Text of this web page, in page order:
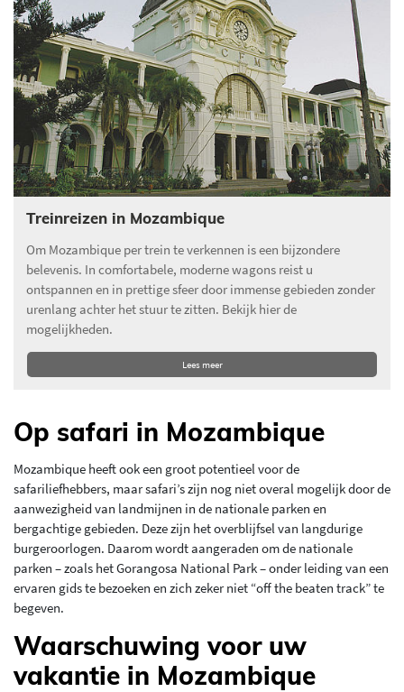
Treinreizen in Mozambique
Om Mozambique per trein te verkennen is een bijzondere
belevenis. In comfortabele, moderne wagons reist u
ontspannen en in prettige sfeer door immense gebieden zonder
urenlang achter het stuur te zitten. Bekijk hier de
mogelijkheden.
Lees meer
Op safari in Mozambique
Mozambique heeft ook een groot potentieel voor de
safariliefhebbers, maar safari’s zijn nog niet overal mogelijk door de
aanwezigheid van landmijnen in de nationale parken en
bergachtige gebieden. Deze zijn het overblijfsel van langdurige
burgeroorlogen. Daarom wordt aangeraden om de nationale
parken – zoals het Gorangosa National Park – onder leiding van een
ervaren gids te bezoeken en zich zeker niet “off the beaten track” te
begeven.
Waarschuwing voor uw
vakantie in Mozambique